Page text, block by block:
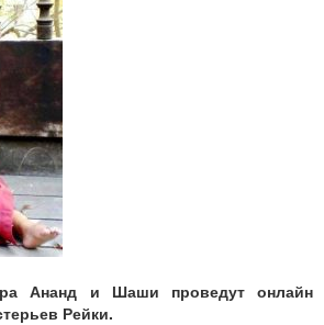
Ананд и Шаши проведут онлайн
Рейки.